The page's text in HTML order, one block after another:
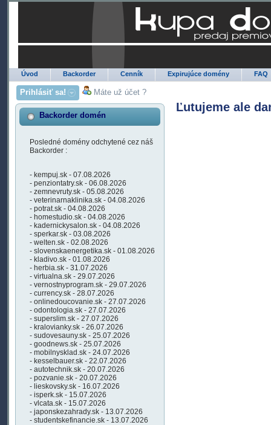
Úvod Backorder Cenník Expirujúce domény FAQ
Prihlásiť sa! Máte už účet ?
Backorder domén
Posledné domény odchytené cez náš
Backorder :
- kempuj.sk - 07.08.2026
- penziontatry.sk - 06.08.2026
- zemnevruty.sk - 05.08.2026
- veterinarnaklinika.sk - 04.08.2026
- potrat.sk - 04.08.2026
- homestudio.sk - 04.08.2026
- kadernickysalon.sk - 04.08.2026
- sperkar.sk - 03.08.2026
- welten.sk - 02.08.2026
- slovenskaenergetika.sk - 01.08.2026
- kladivo.sk - 01.08.2026
- herbia.sk - 31.07.2026
- virtualna.sk - 29.07.2026
- vernostnyprogram.sk - 29.07.2026
- currency.sk - 28.07.2026
- onlinedoucovanie.sk - 27.07.2026
- odontologia.sk - 27.07.2026
- superslim.sk - 27.07.2026
- kralovianky.sk - 26.07.2026
- sudovesauny.sk - 25.07.2026
- goodnews.sk - 25.07.2026
- mobilnysklad.sk - 24.07.2026
- kesselbauer.sk - 22.07.2026
- autotechnik.sk - 20.07.2026
- pozvanie.sk - 20.07.2026
- lieskovsky.sk - 16.07.2026
- isperk.sk - 15.07.2026
- vlcata.sk - 15.07.2026
- japonskezahrady.sk - 13.07.2026
- studentskefinancie.sk - 13.07.2026
Ľutujeme ale